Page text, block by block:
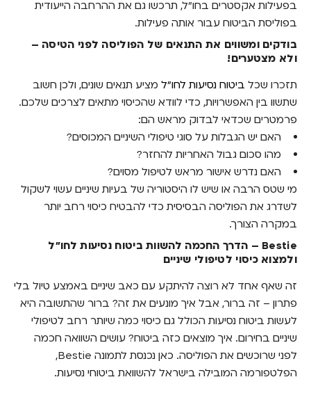
בפעילות אקסטרים בחו"ל, תרכשו גם את ההרחבה הייעודית
בפוליסת הביטוח עבור אותה פעילות.
בודקים ומשווים את התנאים של הפוליסה לפני הטיסה –
ולא מצטערים!
תזכרו שכל ביטוח נסיעות לחו"ל מציע תנאים שונים, ולכן חשוב
שתשוו בין האפשרויות, כדי לוודא שהכיסוי מתאים לצרכים שלכם.
פרמטרים שכדאי לבדוק מראש הם:
האם יש הגבלות על סוגי טיפולי השיניים המכוסים?
מהו סכום גבול האחריות להחזר?
האם נדרש אישור מראש לטיפול מסוים?
מי שטס הרבה או שיש לו היסטוריה של בעיות שיניים עשוי לשקול
לשדרג את הפוליסה הבסיסית כדי להבטיח כיסוי רחב יותר
במקרה הצורך.
Bestie – הדרך החכמה להשוות ביטוח נסיעות לחו"ל
ולמצוא כיסוי לטיפולי שיניים
זה שאף אחד לא רוצה להיתקע עם כאב שיניים באמצע טיול בלי
פתרון – זה ברור, אבל איך מונעים את זה? ברור שהתשובה היא
לעשות ביטוח נסיעות הכולל גם כיסוי כמה שיותר רחב לטיפולי
שיניים בחירום. איך מוצאים כזה ביטוח? עושים השוואה חכמה
לפני שרוכשים את הפוליסה. כאן נכנסת לתמונה Bestie,
הפלטפורמה המובילה בישראל להשוואת ביטוחי נסיעות.